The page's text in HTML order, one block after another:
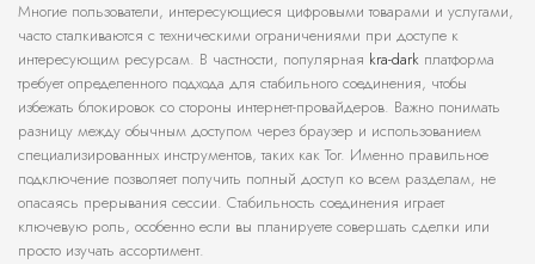
Многие пользователи, интересующиеся цифровыми товарами и услугами,
часто сталкиваются с техническими ограничениями при доступе к
интересующим ресурсам. В частности, популярная kra-dark платформа
требует определенного подхода для стабильного соединения, чтобы
избежать блокировок со стороны интернет-провайдеров. Важно понимать
разницу между обычным доступом через браузер и использованием
специализированных инструментов, таких как Tor. Именно правильное
подключение позволяет получить полный доступ ко всем разделам, не
опасаясь прерывания сессии. Стабильность соединения играет
ключевую роль, особенно если вы планируете совершать сделки или
просто изучать ассортимент.